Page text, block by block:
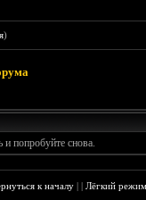
)
попробуйте снова.
к началу ||Лёгкий